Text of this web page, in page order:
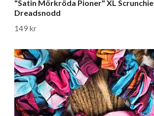
"Satin Mörkröda Pioner" XL Scrunchie
Dreadsnodd
149 kr